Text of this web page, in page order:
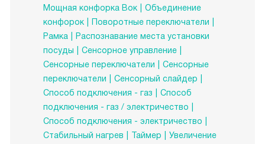
Мощная конфорка Вок
Объединение
конфорок
Поворотные переключатели
Рамка
Распознавание места установки
посуды
Сенсорное управление
Сенсорные переключатели
Сенсорные
переключатели
Сенсорный слайдер
Способ подключения - газ
Способ
подключения - газ / электричество
Способ подключения - электричество
Стабильный нагрев
Таймер
Увеличение